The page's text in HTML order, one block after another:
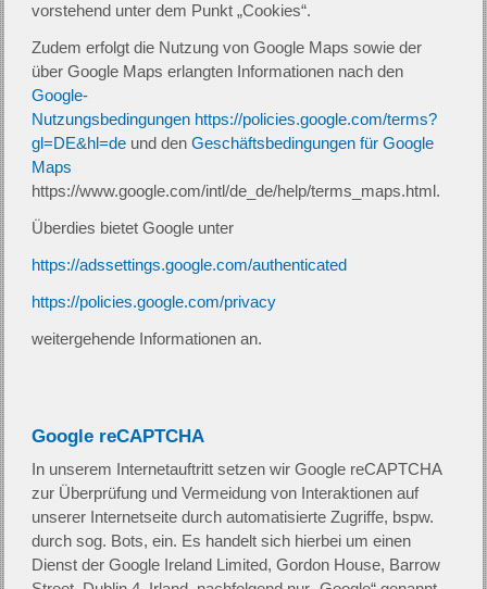
vorstehend unter dem Punkt „Cookies“.
Zudem erfolgt die Nutzung von Google Maps sowie der
über Google Maps erlangten Informationen nach den
Google-
Nutzungsbedingungen https://policies.google.com/terms?
gl=DE&hl=de und denGeschäftsbedingungen für Google
Maps
https://www.google.com/intl/de_de/help/terms_maps.html.
Überdies bietet Google unter
https://adssettings.google.com/authenticated
https://policies.google.com/privacy
weitergehende Informationen an.
Google reCAPTCHA
In unserem Internetauftritt setzen wir Google reCAPTCHA
zur Überprüfung und Vermeidung von Interaktionen auf
unserer Internetseite durch automatisierte Zugriffe, bspw.
durch sog. Bots, ein. Es handelt sich hierbei um einen
Dienst der Google Ireland Limited, Gordon House, Barrow